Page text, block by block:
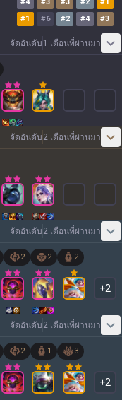
#1 #6 #2 #4 #3
จัดอันดับ 1 เดือนที่ผ่านมา
จัดอันดับ 2 เดือนที่ผ่านมา
จัดอันดับ 2 เดือนที่ผ่านมา
2 2 2
+2
จัดอันดับ 2 เดือนที่ผ่านมา
2 1 3
+2